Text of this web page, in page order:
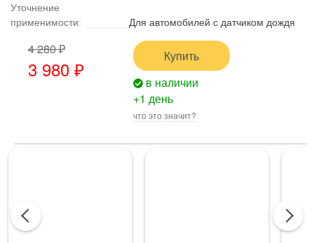
Уточнение
применимости:
Для автомобилей с датчиком дождя
4 280 ₽
3 980 ₽
Купить
в наличии
+1 день
что это значит?